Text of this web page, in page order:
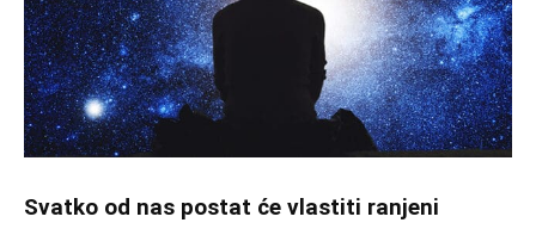
Svatko od nas postat će vlastiti ranjeni